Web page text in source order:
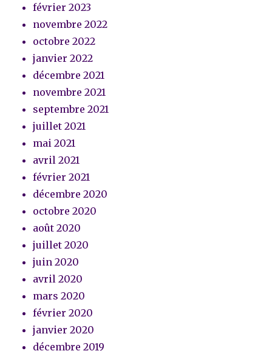
février 2023
novembre 2022
octobre 2022
janvier 2022
décembre 2021
novembre 2021
septembre 2021
juillet 2021
mai 2021
avril 2021
février 2021
décembre 2020
octobre 2020
août 2020
juillet 2020
juin 2020
avril 2020
mars 2020
février 2020
janvier 2020
décembre 2019